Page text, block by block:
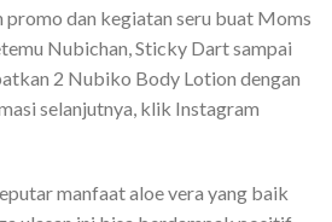
promo dan kegiatan seru buat Moms
Nubichan, Sticky Dart sampai
2 Nubiko Body Lotion dengan
selanjutnya, klik Instagram
manfaat aloe vera yang baik